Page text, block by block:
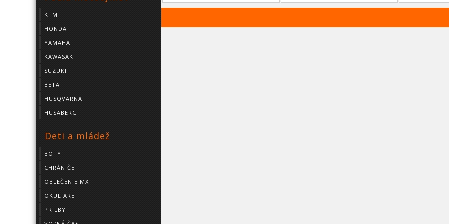
KTM
HONDA
YAMAHA
KAWASAKI
SUZUKI
BETA
HUSQVARNA
HUSABERG
Deti a mládež
BOTY
CHRÁNIČE
OBLEČENIE MX
OKULIARE
PRILBY